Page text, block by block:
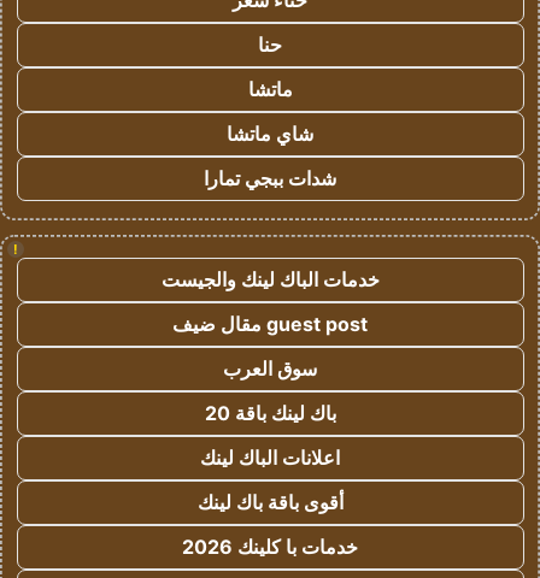
حنا
ماتشا
شاي ماتشا
شدات ببجي تمارا
!
خدمات الباك لينك والجيست
guest post مقال ضيف
سوق العرب
باك لينك باقة 20
اعلانات الباك لينك
أقوى باقة باك لينك
خدمات با كلينك 2026